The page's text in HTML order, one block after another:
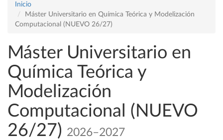
Inicio
Máster Universitario en Química Teórica y Modelización
Computacional (NUEVO 26/27)
Máster Universitario en
Química Teórica y
Modelización
Computacional (NUEVO
26/27) 2026–2027